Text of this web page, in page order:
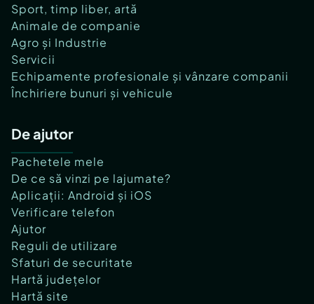
Sport, timp liber, artă
Animale de companie
Agro și Industrie
Servicii
Echipamente profesionale și vânzare companii
Închiriere bunuri și vehicule
De ajutor
Pachetele mele
De ce să vinzi pe lajumate?
Aplicații: Android și iOS
Verificare telefon
Ajutor
Reguli de utilizare
Sfaturi de securitate
Hartă județelor
Hartă site